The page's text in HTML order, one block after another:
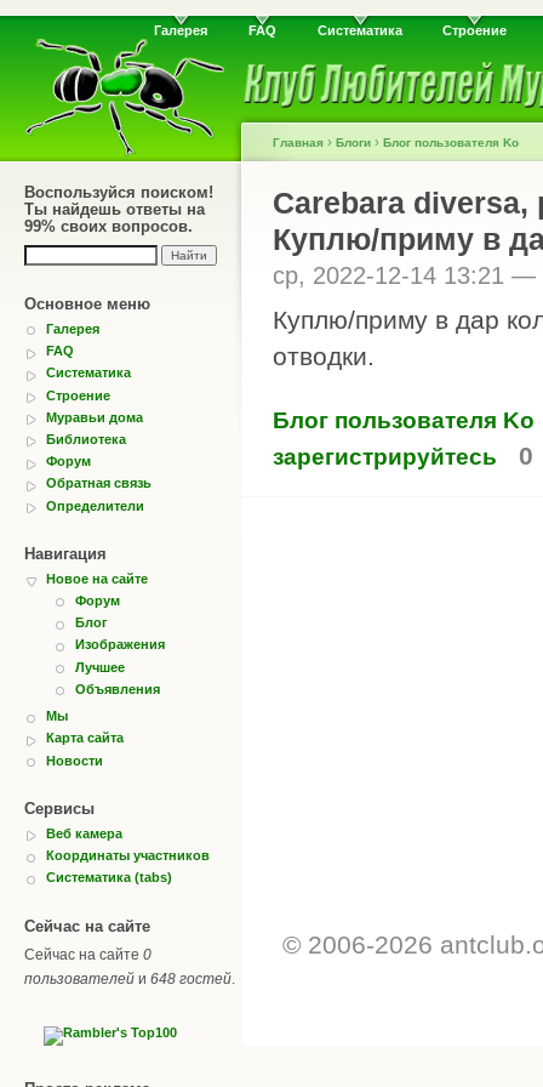
Галерея FAQ Систематика Строение
Воспользуйся поиском!
Ты найдешь ответы на
99% своих вопросов.
Основное меню
Галерея
FAQ
Систематика
Строение
Муравьи дома
Библиотека
Форум
Обратная связь
Определители
Навигация
Новое на сайте
Форум
Блог
Изображения
Лучшее
Объявления
Мы
Карта сайта
Новости
Сервисы
Веб камера
Координаты участников
Систематика (tabs)
Сейчас на сайте
Сейчас на сайте 0
пользователей и 648 гостей
Главная › Блоги › Блог пользователя Ko
Carebara
Куплю/приму в
ср, 2022-12-14 13:21 —
Куплю/приму в дар
отводки.
Блог пользователя Ko
зарегистрируйтесь
0
© 2006-2026